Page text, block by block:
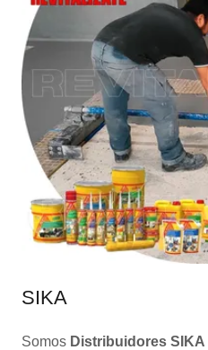
SIKA
Somos Distribuidores SIKA